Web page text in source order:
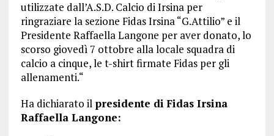
utilizzate dall’A.S.D. Calcio di Irsina per
ringraziare la sezione Fidas Irsina “G.Attilio” e il
Presidente Raffaella Langone per aver donato, lo
scorso giovedì 7 ottobre alla locale squadra di
calcio a cinque, le t-shirt firmate Fidas per gli
allenamenti.“
Ha dichiarato ilpresidente di Fidas Irsina
Raffaella Langone: